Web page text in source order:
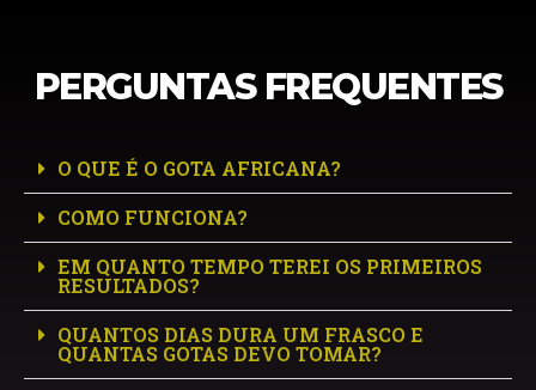
PERGUNTAS FREQUENTES
O QUE É O GOTA AFRICANA?
COMO FUNCIONA?
EM QUANTO TEMPO TEREI OS PRIMEIROS
RESULTADOS?
QUANTOS DIAS DURA UM FRASCO E
QUANTAS GOTAS DEVO TOMAR?